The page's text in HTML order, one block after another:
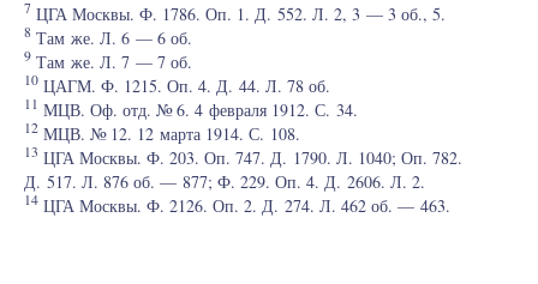
7 ЦГА Москвы. Ф. 1786. Оп. 1. Д. 552. Л. 2, 3 — 3 об., 5.
8 Там же. Л. 6 — 6 об.
9 Там же. Л. 7 — 7 об.
10 ЦАГМ. Ф. 1215. Оп. 4. Д. 44. Л. 78 об.
11 МЦВ. Оф. отд. № 6. 4 февраля 1912. С. 34.
12 МЦВ. № 12. 12 марта 1914. С. 108.
13 ЦГА Москвы. Ф. 203. Оп. 747. Д. 1790. Л. 1040; Оп. 782.
Д. 517. Л. 876 об. — 877; Ф. 229. Оп. 4. Д. 2606. Л. 2.
14 ЦГА Москвы. Ф. 2126. Оп. 2. Д. 274. Л. 462 об. — 463.